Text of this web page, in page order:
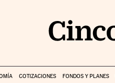
COTIZACIONES FONDOS Y PLANES